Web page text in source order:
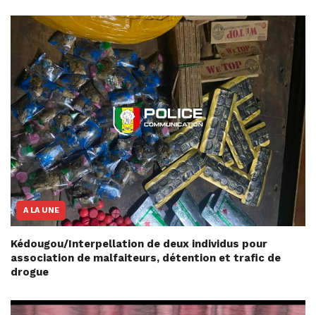
A LA UNE
Kédougou/Interpellation de deux individus pour
association de malfaiteurs, détention et trafic de
drogue